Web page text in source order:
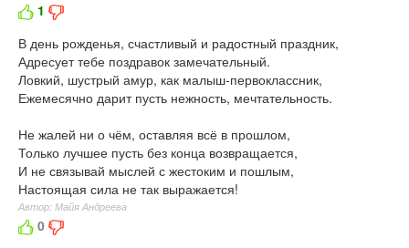
1
В день рожденья, счастливый и радостный праздник,
Адресует тебе поздравок замечательный.
Ловкий, шустрый амур, как малыш-первоклассник,
Ежемесячно дарит пусть нежность, мечтательность.
Не жалей ни о чём, оставляя всё в прошлом,
Только лучшее пусть без конца возвращается,
И не связывай мыслей с жестоким и пошлым,
Настоящая сила не так выражается!
Автор: Майя Андреева
0